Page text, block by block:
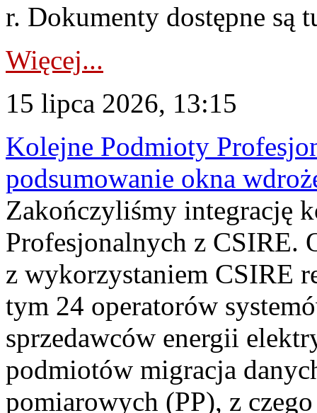
r. Dokumenty dostępne są
Więcej...
15 lipca 2026, 13:15
Kolejne Podmioty
podsumowanie okna
Zakończyliśmy integrację
Profesjonalnych z CSIRE.
z wykorzystaniem CSIRE
tym 24 operatorów
sprzedawców energii
podmiotów migracja
pomiarowych (PP), z